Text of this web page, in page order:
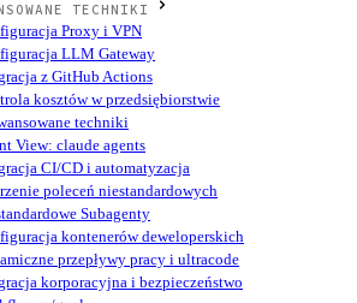
TECHNIKI
Proxy i VPN
LLM Gateway
z GitHub Actions
kosztów w przedsiębiorstwie
techniki
View: claude agents
CI/CD i automatyzacja
poleceń niestandardowych
Subagenty
kontenerów deweloperskich
przepływy pracy i ultracode
korporacyjna i bezpieczeństwo